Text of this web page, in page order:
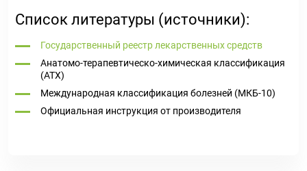
Список литературы (источники):
Государственный реестр лекарственных средств
Анатомо-терапевтическо-химическая классификация
(ATX)
Международная классификация болезней (МКБ-10)
Официальная инструкция от производителя